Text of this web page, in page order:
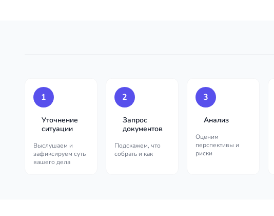
1
Уточнение
ситуации
Выслушаем и
зафиксируем суть
вашего дела
2
Запрос
документов
Подскажем, что
собрать и как
3
Анализ
Оценим
перспективы и
риски